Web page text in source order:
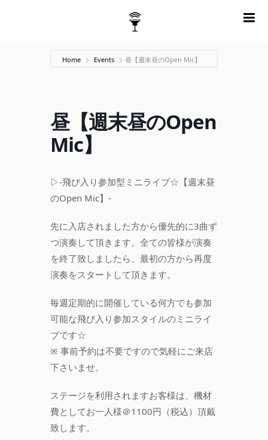
Home Events 昼【週末昼のOpen Mic】
昼【週末昼のOpen
Mic】
▷-飛び入り参加型ミニライブ☆【週末昼
のOpen Mic】-
先に入店されました方から優先的に3曲ず
つ演奏して頂きます。全ての皆様が演奏
を終了致しましたら、最初の方から再度
演奏をスタートして頂きます。
毎週定期的に開催している何方でも参加
可能な飛び入り参加スタイルのミニライ
ブです☆
※ 事前予約は不要ですので気軽にご来店
下さいませ。
ステージを利用されますお客様は、機材
費としてお一人様＠1100円（税込）頂戴
致します。